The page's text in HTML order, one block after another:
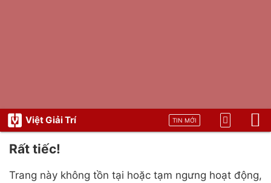
Việt Giải Trí TIN MỚI
Rất tiếc!
Trang này không tồn tại hoặc tạm ngưng hoạt động,